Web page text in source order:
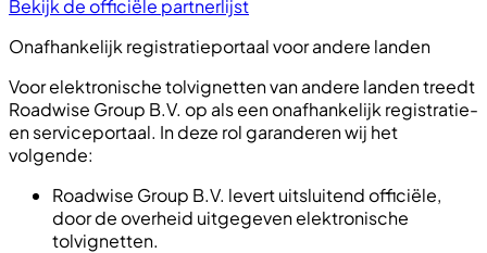
Bekijk de officiële partnerlijst
Onafhankelijk registratieportaal voor andere landen
Voor elektronische tolvignetten van andere landen treedt
Roadwise Group B.V. op als een onafhankelijk registratie-
en serviceportaal. In deze rol garanderen wij het
volgende:
Roadwise Group B.V. levert uitsluitend officiële,
door de overheid uitgegeven elektronische
tolvignetten.